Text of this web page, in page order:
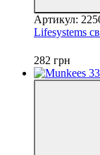
Артикул:
Lifesystems
282 грн